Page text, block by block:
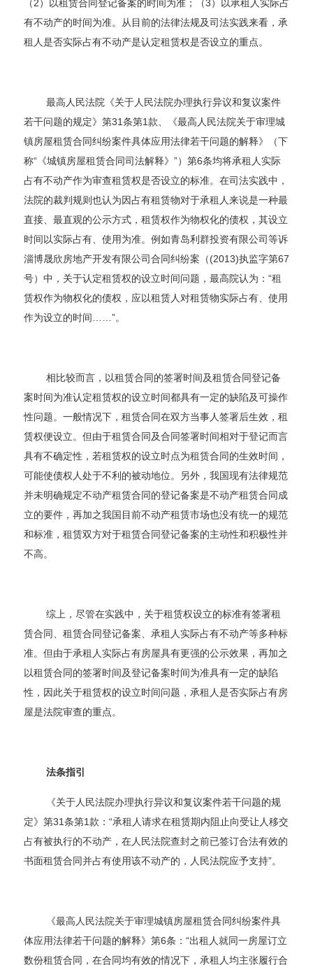
（2）以租赁合同登记备案的时间为准；（3）以承租人实际占
有不动产的时间为准。从目前的法律法规及司法实践来看，承
租人是否实际占有不动产是认定租赁权是否设立的重点。
最高人民法院《关于人民法院办理执行异议和复议案件
若干问题的规定》第31条第1款、《最高人民法院关于审理城
镇房屋租赁合同纠纷案件具体应用法律若干问题的解释》（下
称“《城镇房屋租赁合同司法解释》”）第6条均将承租人实际
占有不动产作为审查租赁权是否设立的标准。在司法实践中，
法院的裁判规则也认为因占有租赁物对于承租人来说是一种最
直接、最直观的公示方式，租赁权作为物权化的债权，其设立
时间以实际占有、使用为准。例如青岛利群投资有限公司等诉
淄博晟欣房地产开发有限公司合同纠纷案（(2013)执监字第67
号）中，关于认定租赁权的设立时间问题，最高院认为：“租
赁权作为物权化的债权，应以租赁人对租赁物实际占有、使用
作为设立的时间……”。
相比较而言，以租赁合同的签署时间及租赁合同登记备
案时间为准认定租赁权的设立时间都具有一定的缺陷及可操作
性问题。一般情况下，租赁合同在双方当事人签署后生效，租
赁权便设立。但由于租赁合同及合同签署时间相对于登记而言
具有不确定性，若租赁权的设立时点为租赁合同的生效时间，
可能使债权人处于不利的被动地位。另外，我国现有法律规范
并未明确规定不动产租赁合同的登记备案是不动产租赁合同成
立的要件，再加之我国目前不动产租赁市场也没有统一的规范
和标准，租赁双方对于租赁合同登记备案的主动性和积极性并
不高。
综上，尽管在实践中，关于租赁权设立的标准有签署租
赁合同、租赁合同登记备案、承租人实际占有不动产等多种标
准。但由于承租人实际占有房屋具有更强的公示效果，再加之
以租赁合同的签署时间及登记备案时间为准具有一定的缺陷
性，因此关于租赁权的设立时间问题，承租人是否实际占有房
屋是法院审查的重点。
法条指引
《关于人民法院办理执行异议和复议案件若干问题的规
定》第31条第1款：“承租人请求在租赁期内阻止向受让人移交
占有被执行的不动产，在人民法院查封之前已签订合法有效的
书面租赁合同并占有使用该不动产的，人民法院应予支持”。
《最高人民法院关于审理城镇房屋租赁合同纠纷案件具
体应用法律若干问题的解释》第6条：“出租人就同一房屋订立
数份租赁合同，在合同均有效的情况下，承租人均主张履行合